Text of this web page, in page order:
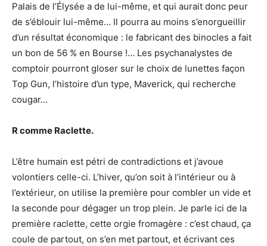
Palais de l’Élysée a de lui-même, et qui aurait donc peur
de s’éblouir lui-même… Il pourra au moins s’enorgueillir
d’un résultat économique : le fabricant des binocles a fait
un bon de 56 % en Bourse !… Les psychanalystes de
comptoir pourront gloser sur le choix de lunettes façon
Top Gun, l’histoire d’un type, Maverick, qui recherche
cougar…
R comme Raclette.
L’être humain est pétri de contradictions et j’avoue
volontiers celle-ci. L’hiver, qu’on soit à l’intérieur ou à
l’extérieur, on utilise la première pour combler un vide et
la seconde pour dégager un trop plein. Je parle ici de la
première raclette, cette orgie fromagère : c’est chaud, ça
coule de partout, on s’en met partout, et écrivant ces